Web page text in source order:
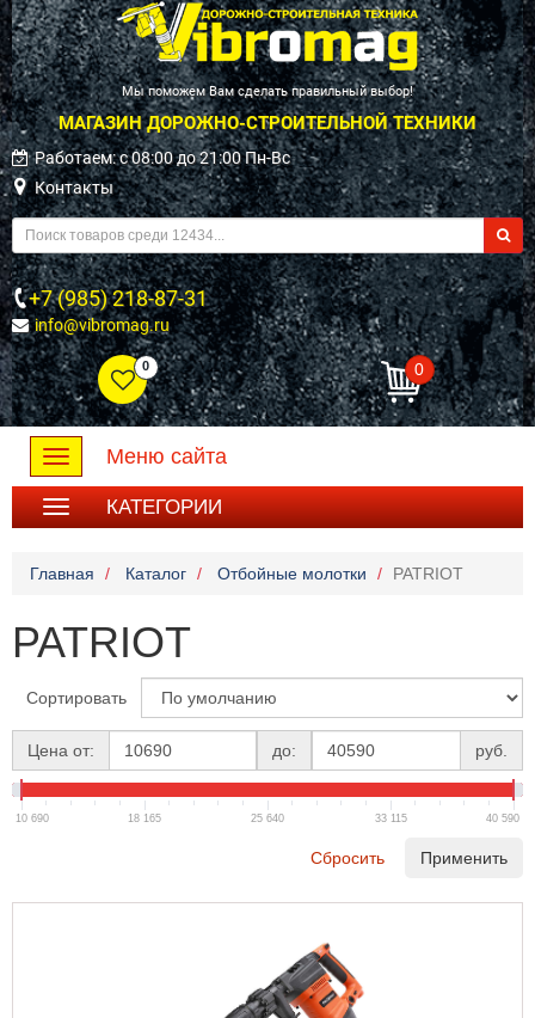
Мы поможем Вам сделать правильный выбор!
МАГАЗИН ДОРОЖНО-СТРОИТЕЛЬНОЙ ТЕХНИКИ
Работаем: c 08:00 до 21:00 Пн-Вс
Контакты
+7 (985) 218-87-31
info@vibromag.ru
0 0
Toggle
navigation
Меню сайта
КАТЕГОРИИ
Главная Каталог Отбойные молотки PATRIOT
PATRIOT
Сортировать
Цена от: до: руб.
10 690 18 165 25 640 33 115 40 590
Сбросить Применить